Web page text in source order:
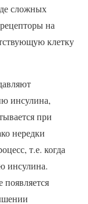
сложных
на
клетку
инсулина,
при
нередки
т.е. когда
инсулина.
появляется